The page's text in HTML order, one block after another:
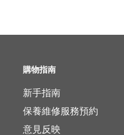
購物指南
新手指南
保養維修服務預約
意見反映